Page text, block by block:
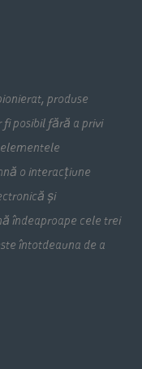
produse
fi posibil fără a privi
o interacțiune
și
îndeaproape cele trei
întotdeauna de a